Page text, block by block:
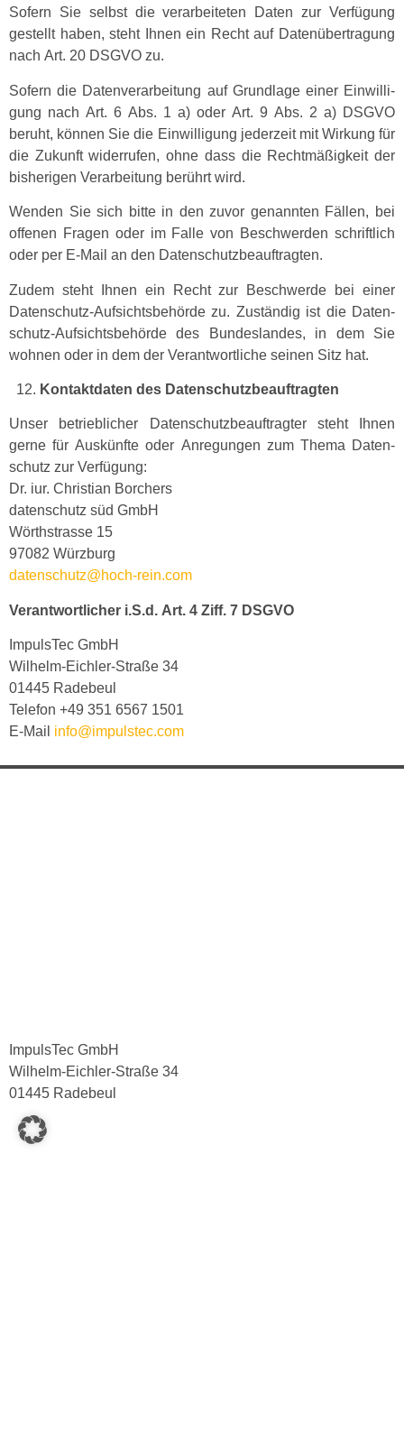
Sofern Sie selb­st die ver­ar­beit­eten Dat­en zur Ver­fü­gung
gestellt haben, ste­ht Ihnen ein Recht auf Datenüber­tra­gung
nach Art. 20 DSGVO zu.
Sofern die Daten­ver­ar­beitung auf Grund­lage ein­er Ein­willi­
gung nach Art. 6 Abs. 1 a) oder Art. 9 Abs. 2 a) DSGVO
beruht, kön­nen Sie die Ein­willi­gung jed­erzeit mit Wirkung für
die Zukun­ft wider­rufen, ohne dass die Recht­mäßigkeit der
bish­eri­gen Ver­ar­beitung berührt wird.
Wen­den Sie sich bitte in den zuvor genan­nten Fällen, bei
offe­nen Fra­gen oder im Falle von Beschw­er­den schriftlich
oder per E‑Mail an den Datenschutzbeauftragten.
Zudem ste­ht Ihnen ein Recht zur Beschw­erde bei ein­er
Daten­schutz-Auf­sichts­be­hörde zu. Zuständig ist die Daten­
schutz-Auf­sichts­be­hörde des Bun­des­lan­des, in dem Sie
wohnen oder in dem der Ver­ant­wortliche seinen Sitz hat.
12. Kon­tak­t­dat­en des Datenschutzbeauftragten
Unser betrieblich­er Daten­schutzbeauf­tragter ste­ht Ihnen
gerne für Auskün­fte oder Anre­gun­gen zum The­ma Daten­
schutz zur Ver­fü­gung:
Dr. iur. Chris­t­ian Borchers
daten­schutz süd GmbH
Wörth­strasse 15
97082 Würzburg
datenschutz@hoch-rein.com
Ver­ant­wortlich­er i.S.d. Art. 4 Ziff. 7 DSGVO
Impul­sTec GmbH
Wil­helm-Eich­ler-Straße 34
01445 Rade­beul
Tele­fon +49 351 6567 1501
E‑Mail info@impulstec.com
ImpulsTec GmbH
Wilhelm-Eichler-Straße 34
01445 Radebeul